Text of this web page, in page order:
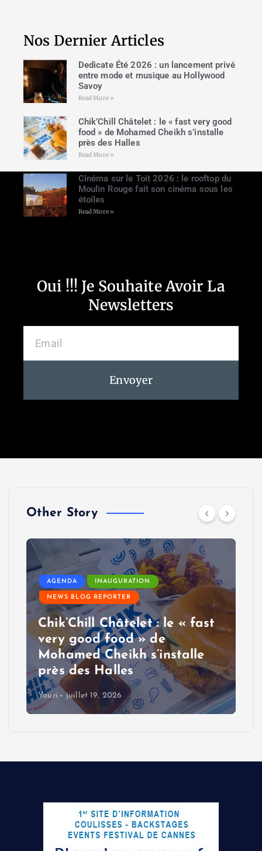
Nos Dernier Articles
Dedicate Été 2026 : un lancement privé
entre mode et musique au Hollywood
Savoy
Read More »
Chik’Chill Châtelet : le « fast very good
food » de Mohamed Cheikh s’installe
près des Halles
Read More »
Cinéma sur le Toit 2026 : le rooftop du
Moulin Rouge fait son cinéma sous les
étoiles
Read More »
Oui !!! Je Souhaite Avoir La
Newsletters
Envoyer
Other Story
fast
AGENDA CINÉMA
NEWS BLOG REPORTER
Cinéma sur le Toit 2026 : le
rooftop du Moulin Rouge
son cinéma sous les étoiles
Youri juillet 19, 2026